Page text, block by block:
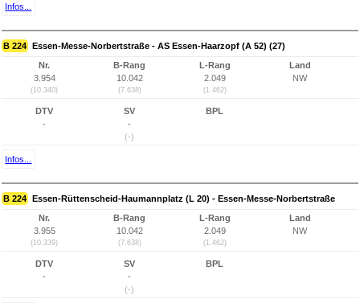
Infos...
B 224 Essen-Messe-Norbertstraße - AS Essen-Haarzopf (A 52) (27)
Nr.
3.954
(10.340)
B-Rang
10.042
(7.638)
L-Rang
2.049
(1.462)
Land
NW
DTV
-
SV
-
(-)
BPL
Infos...
B 224 Essen-Rüttenscheid-Haumannplatz (L 20) - Essen-Messe-Norbertstraße
Nr.
3.955
(10.339)
B-Rang
10.042
(7.638)
L-Rang
2.049
(1.462)
Land
NW
DTV
-
SV
-
(-)
BPL